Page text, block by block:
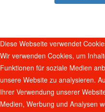
Diese Webseite verwendet
Wir verwenden Cookies, um
Funktionen für soziale Medien
unsere Website zu analysieren.
Ihrer Verwendung unserer
Medien, Werbung und Analysen